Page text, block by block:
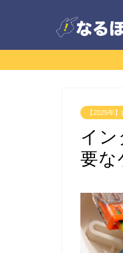
【2025年
イン
要な